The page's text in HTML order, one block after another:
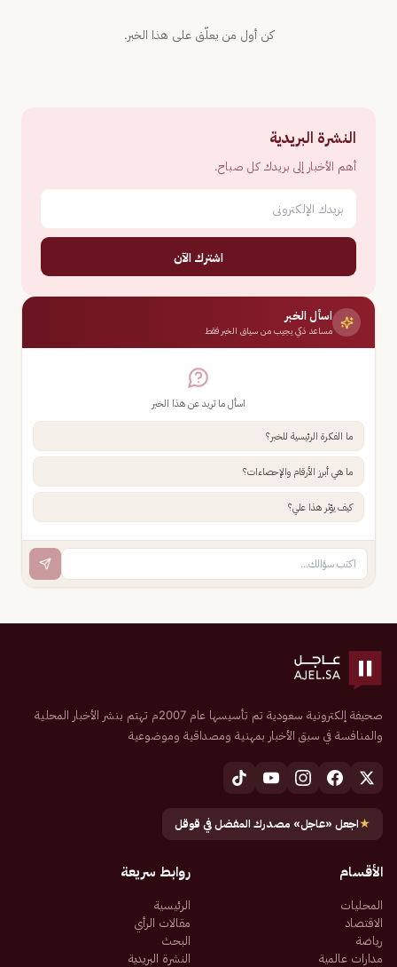
كن أول من يعلّق على هذا الخبر.
النشرة البريدية
أهم الأخبار إلى بريدك كل صباح.
اشترك الآن
اسأل الخبر
مساعد ذكي يجيب من سياق الخبر فقط
اسأل ما تريد عن هذا الخبر
ما الفكرة الرئيسية للخبر؟
ما هي أبرز الأرقام والإحصاءات؟
كيف يؤثر هذا علي؟
صحيفة إلكترونية سعودية تم تأسيسها عام 2007م تهتم بنشر الأخبار المحلية
والمنافسة في سبق الأخبار بمهنية ومصداقية وموضوعية
★اجعل «عاجل» مصدرك المفضل في قوقل
الأقسام
المحليات
الاقتصاد
رياضة
مدارات عالمية
روابط سريعة
الرئيسية
مقالات الرأي
البحث
النشرة البريدية